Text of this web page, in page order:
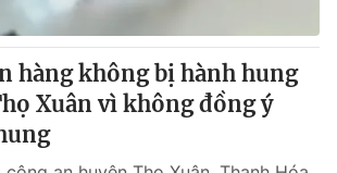
hàng không bị hành hung
Xuân vì không đồng ý